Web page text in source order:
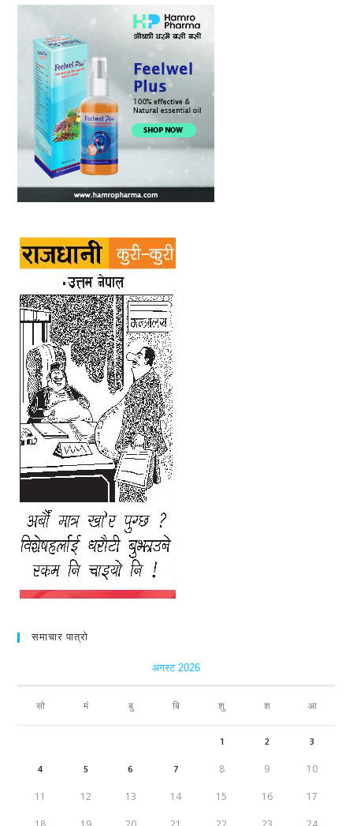
समाचार पात्रो
अगस्ट 2026
सो मं बु बि शु श आ
1 2
3
4
5 6 7 8 9 10
11 12 13 14 15 16 17